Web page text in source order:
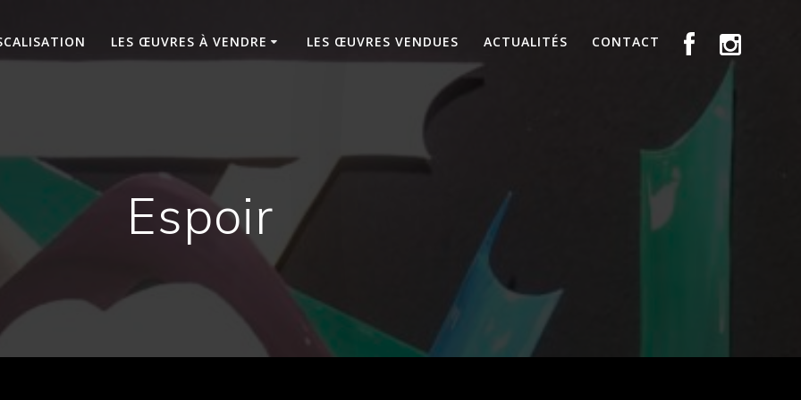
LES ŒUVRES À VENDRE LES ŒUVRES VENDUES ACTUALITÉS CONTACT
Espoir